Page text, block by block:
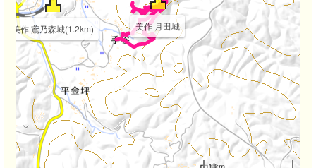
美作 月田城
美作 鳶乃森城(1.2km)
1 km